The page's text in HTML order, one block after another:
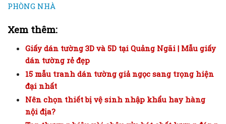
PHÒNG NHÀ
Xem thêm:
Giấy dán tường 3D và 5D tại Quảng Ngãi | Mẫu giấy
dán tường rẻ đẹp
15 mẫu tranh dán tường giả ngọc sang trọng hiện
đại nhất
Nên chọn thiết bị vệ sinh nhập khẩu hay hàng
nội địa?